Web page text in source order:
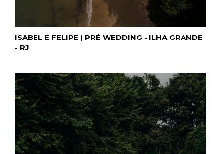
ISABEL E FELIPE | PRÉ WEDDING - ILHA GRANDE
- RJ